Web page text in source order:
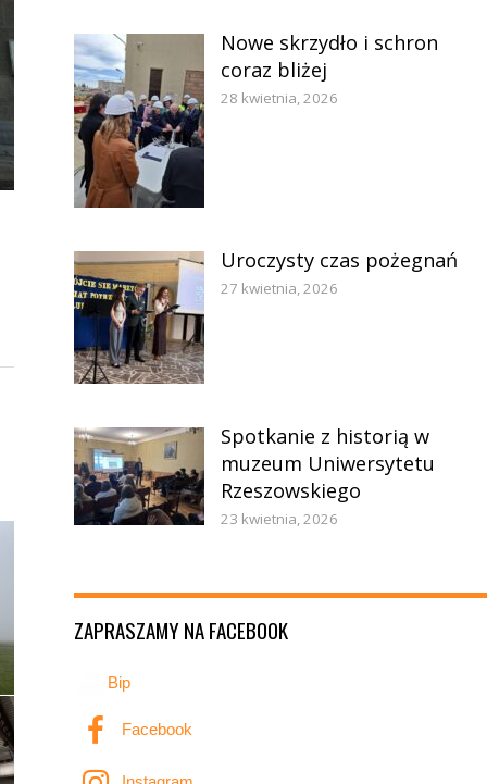
Nowe skrzydło i schron
coraz bliżej
28 kwietnia, 2026
Uroczysty czas pożegnań
27 kwietnia, 2026
Spotkanie z historią w
muzeum Uniwersytetu
Rzeszowskiego
23 kwietnia, 2026
ZAPRASZAMY NA FACEBOOK
Bip
Facebook